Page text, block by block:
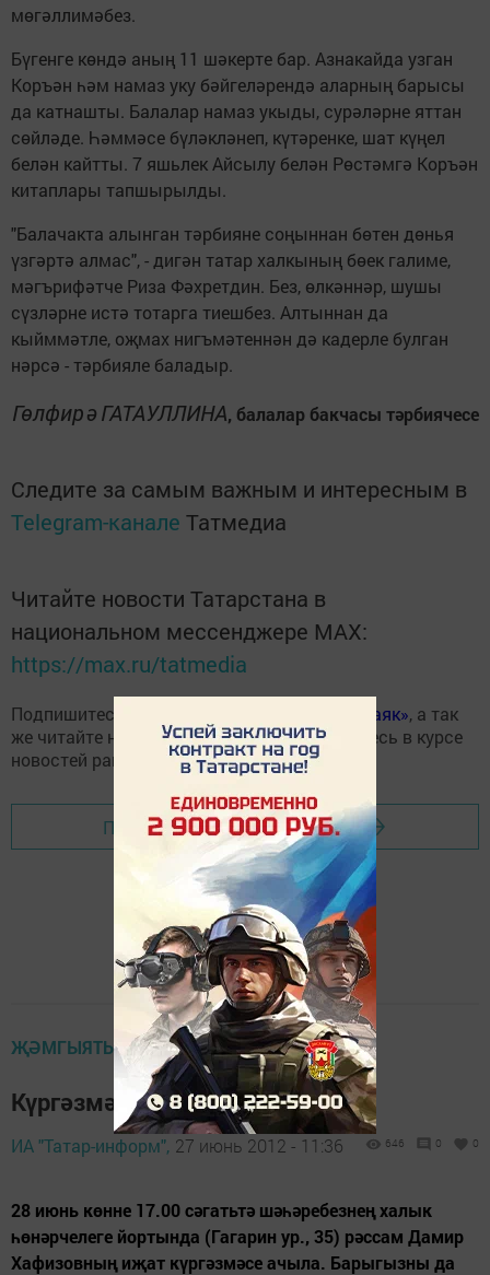
мөгәллимәбез.
Бүгенге көндә аның 11 шәкерте бар. Азнакайда узган
Коръән һәм намаз уку бәйгеләрендә аларның барысы
да катнашты. Балалар намаз укыды, сурәләрне яттан
сөйләде. Һәммәсе бүләкләнеп, күтәренке, шат күңел
белән кайтты. 7 яшьлек Айсылу белән Рөстәмгә Коръән
китаплары тапшырылды.
"Балачакта алынган тәрбияне соңыннан бөтен дөнья
үзгәртә алмас", - дигән татар халкының бөек галиме,
мәгърифәтче Риза Фәхретдин. Без, өлкәннәр, шушы
сүзләрне истә тотарга тиешбез. Алтыннан да
кыйммәтле, оҗмах нигъмәтеннән дә кадерле булган
нәрсә - тәрбияле баладыр.
Гөлфирә ГАТАУЛЛИНА, балалар бакчасы тәрбиячесе
Следите за самым важным и интересным в
Telegram-канале Татмедиа
Читайте новости Татарстана в
национальном мессенджере MАХ:
https://max.ru/tatmedia
Подпишитесь на Telegram- канал газеты «Маяк», а так
же читайте нас в
«Дзен»и всегда оставайтесь в курсе
новостей района!
Перейти на страницу новости
ҖӘМГЫЯТЬ
Күргәзмә ачыла
ИА "Татар-информ", 27 июнь 2012 - 11:36 646 0 0
28 июнь көнне 17.00 сәгатьтә шәһәребезнең халык
һөнәрчелеге йортында (Гагарин ур., 35) рәссам Дамир
Хафизовның иҗат күргәзмәсе ачыла. Барыгызны да